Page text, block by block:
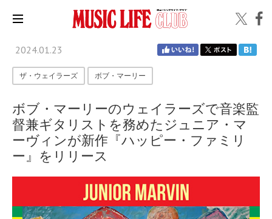
2024.01.23
ザ・ウェイラーズ ボブ・マーリー
ボブ・マーリーのウェイラーズで音楽監
督兼ギタリストを務めたジュニア・マ
ーヴィンが新作『ハッピー・ファミリ
ー』をリリース